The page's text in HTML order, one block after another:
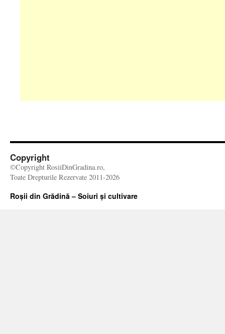
Copyright
©Copyright RosiiDinGradina.ro,
Toate Drepturile Rezervate 2011-2026
Roșii din Grădină – Soiuri și cultivare